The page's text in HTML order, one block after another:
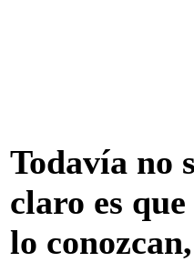
Todavía no
claro es
lo